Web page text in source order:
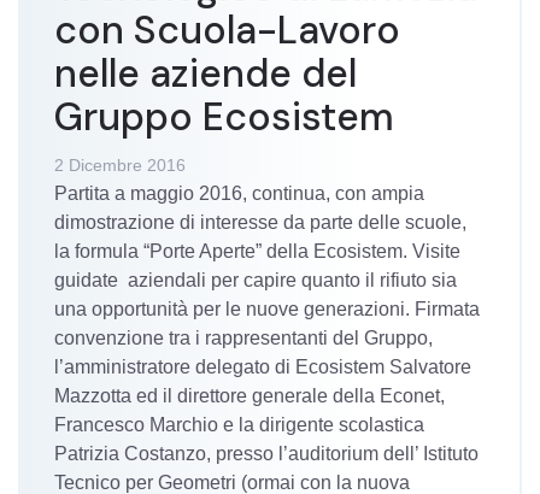
con Scuola-Lavoro
nelle aziende del
Gruppo Ecosistem
2 Dicembre 2016
Partita a maggio 2016, continua, con ampia
dimostrazione di interesse da parte delle scuole,
la formula “Porte Aperte” della Ecosistem. Visite
guidate aziendali per capire quanto il rifiuto sia
una opportunità per le nuove generazioni. Firmata
convenzione tra i rappresentanti del Gruppo,
l’amministratore delegato di Ecosistem Salvatore
Mazzotta ed il direttore generale della Econet,
Francesco Marchio e la dirigente scolastica
Patrizia Costanzo, presso l’auditorium dell’ Istituto
Tecnico per Geometri (ormai con la nuova